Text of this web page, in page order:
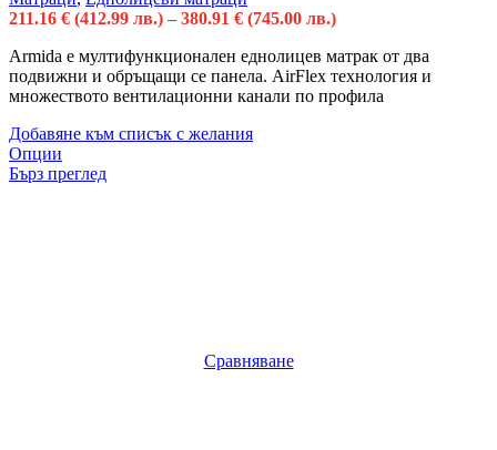
211.16 € (412.99 лв.) – 380.91 € (745.00 лв.)
Armida е мултифункционален еднолицев матрак от два
подвижни и обръщащи се панела. AirFlex технология и
множеството вентилационни канали по профила
Добавяне към списък с желания
Опции
Бърз преглед
Сравняване